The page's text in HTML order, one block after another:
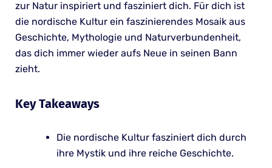
zur Natur inspiriert und fasziniert dich. Für dich ist
die nordische Kultur ein faszinierendes Mosaik aus
Geschichte, Mythologie und Naturverbundenheit,
das dich immer wieder aufs Neue in seinen Bann
zieht.
Key Takeaways
Die nordische Kultur fasziniert dich durch
ihre Mystik und ihre reiche Geschichte.